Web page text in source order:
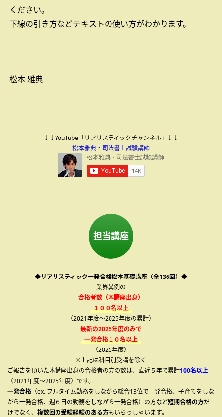
ください。
下線の引き方などテキストの使い方がわかります。
松本 雅典
↓↓YouTube「リアリスティックチャンネル」↓↓
松本雅典・司法書士試験講師
担当講座
◆リアリスティック一発合格松本基礎講座（全136回）◆
業界異例の
合格者数（本講座出身）
１００名以上
（2021年度～2025年度の累計）
最新の2025年度のみで
一発合格１０名以上
（2025年度）
※上記は科目別受講を除く
ご報告を頂いた本講座出身の合格者の方の数は、直近５年で累計100名以上
（2021年度～2025年度）です。
一発合格 （ex. フルタイム勤務をしながら総合13位で一発合格、子育てをしな
がら一発合格、週６日の勤務をしながら一発合格）の方など短期合格の方だ
けでなく、 複数回の受験経験のある方もいらっしゃいます。